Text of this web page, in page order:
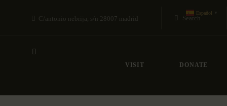
C/antonio nebrija, s/n 28007 madrid
VISIT DONATE
Español